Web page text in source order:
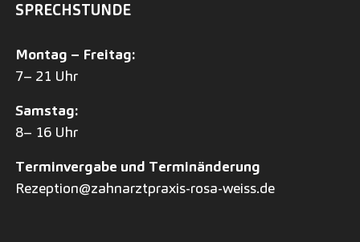
SPRECHSTUNDE
Montag – Freitag:
7– 21 Uhr
Samstag:
8– 16 Uhr
Terminvergabe und Terminänderung
Rezeption@zahnarztpraxis-rosa-weiss.de